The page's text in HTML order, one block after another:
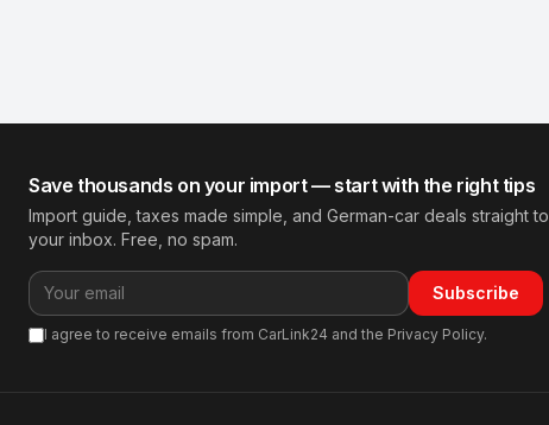
Save thousands on your import — start with the right tips
Import guide, taxes made simple, and German-car deals straight to
your inbox. Free, no spam.
Subscribe
I agree to receive emails from CarLink24 and the Privacy Policy.